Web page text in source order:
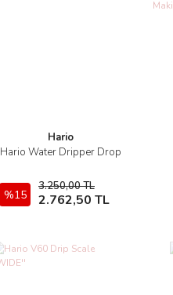
Hario
Hario Water Dripper Drop
%15
3.250,00 TL
2.762,50 TL
İncele
Sepete Ekle